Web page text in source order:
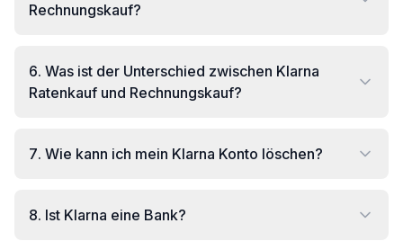
Rechnungskauf?
6. Was ist der Unterschied zwischen Klarna
Ratenkauf und Rechnungskauf?
7. Wie kann ich mein Klarna Konto löschen?
8. Ist Klarna eine Bank?